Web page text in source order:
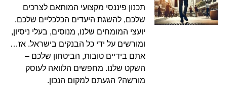
תכנון פיננסי מקצועי המותאם לצרכים
שלכם, להשגת היעדים הכלכליים שלכם.
יועצי המומחים שלנו, מנוסים, בעלי ניסיון,
ומורשים על ידי כל הבנקים בישראל. אז…
אתם בידיים טובות, הביטחון שלכם –
השקט שלנו. מחפשים הלוואה לעוסק
מורשה? הגעתם למקום הנכון.